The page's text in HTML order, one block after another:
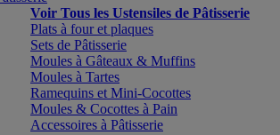
Voir Tous les Ustensiles de Pâtisserie
Plats à four et plaques
Sets de Pâtisserie
Moules à Gâteaux & Muffins
Moules à Tartes
Ramequins et Mini-Cocottes
Moules & Cocottes à Pain
Accessoires à Pâtisserie